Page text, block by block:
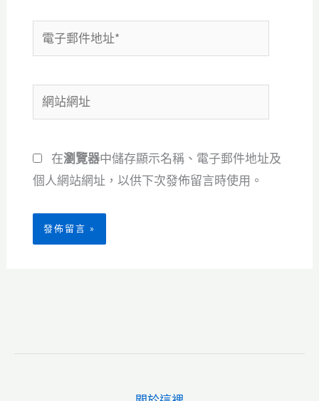
電
子
件
地
*
網
站
址
在瀏覽器中儲存顯示名稱、電子郵件地址及
個人網站網址，以供下次發佈留言時使用。